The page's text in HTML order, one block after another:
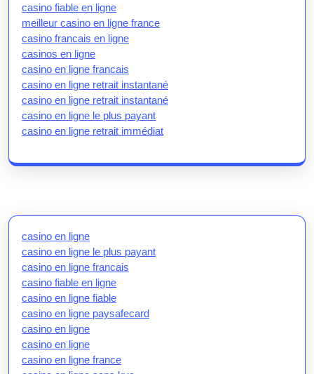
casino fiable en ligne
meilleur casino en ligne france
casino francais en ligne
casinos en ligne
casino en ligne francais
casino en ligne retrait instantané
casino en ligne retrait instantané
casino en ligne le plus payant
casino en ligne retrait immédiat
casino en ligne
casino en ligne le plus payant
casino en ligne francais
casino fiable en ligne
casino en ligne fiable
casino en ligne paysafecard
casino en ligne
casino en ligne
casino en ligne france